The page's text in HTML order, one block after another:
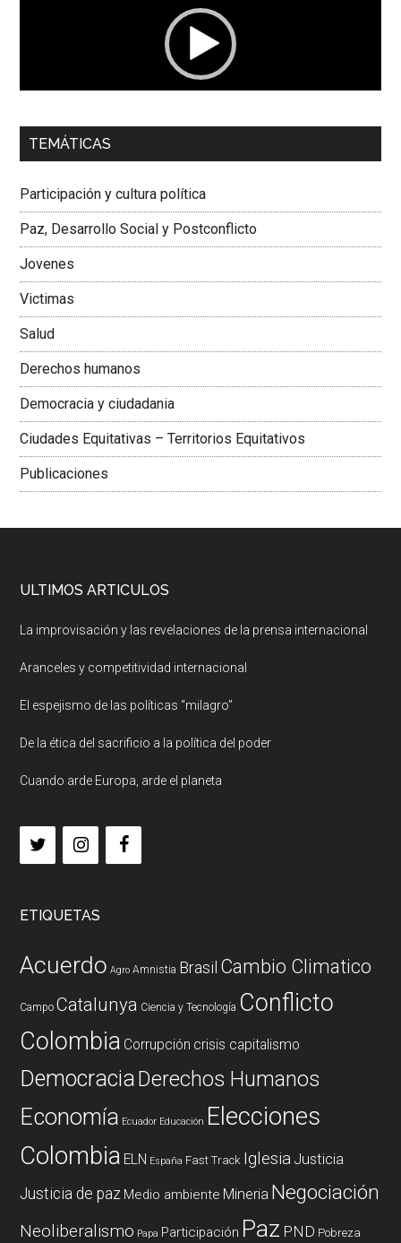
00:00 01:04
Dra. Carolina Corcho Mejía,Presidenta Corporación
Colombiana
TEMÁTICAS
Participación y cultura política
Paz, Desarrollo Social y Postconflicto
Jovenes
Victimas
Salud
Derechos humanos
Democracia y ciudadania
Ciudades Equitativas – Territorios Equitativos
Publicaciones
ULTIMOS ARTICULOS
La improvisación y las revelaciones de la prensa internacional
Aranceles y competitividad internacional
El espejismo de las políticas “milagro”
De la ética del sacrificio a la política del poder
Cuando arde Europa, arde el planeta
ETIQUETAS
Acuerdo Agro Amnistia Brasil Cambio Climatico
Campo Catalunya Ciencia y Tecnología Conflicto
Colombia Corrupción crisis capitalismo
DemocraciaDerechos Humanos
Economía Ecuador Educación Elecciones
Colombia ELN España Fast Track Iglesia Justicia
Justicia de paz Medio ambiente Mineria Negociación
Neoliberalismo Papa Participación Paz PND Pobreza